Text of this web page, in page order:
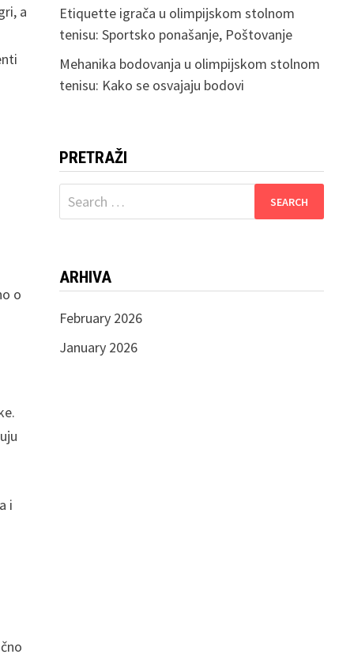
a
o
i
Etiquette igrača u olimpijskom stolnom
tenisu: Sportsko ponašanje, Poštovanje
Mehanika bodovanja u olimpijskom stolnom
tenisu: Kako se osvajaju bodovi
PRETRAŽI
Search
for:
ARHIVA
February 2026
January 2026